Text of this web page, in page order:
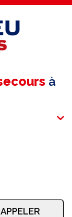
à
APPELER